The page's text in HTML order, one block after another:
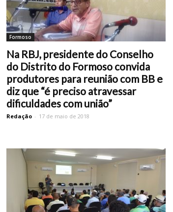
Formoso
Na RBJ, presidente do Conselho
do Distrito do Formoso convida
produtores para reunião com BB e
diz que “é preciso atravessar
dificuldades com união”
Redação - 17 de maio de 2018